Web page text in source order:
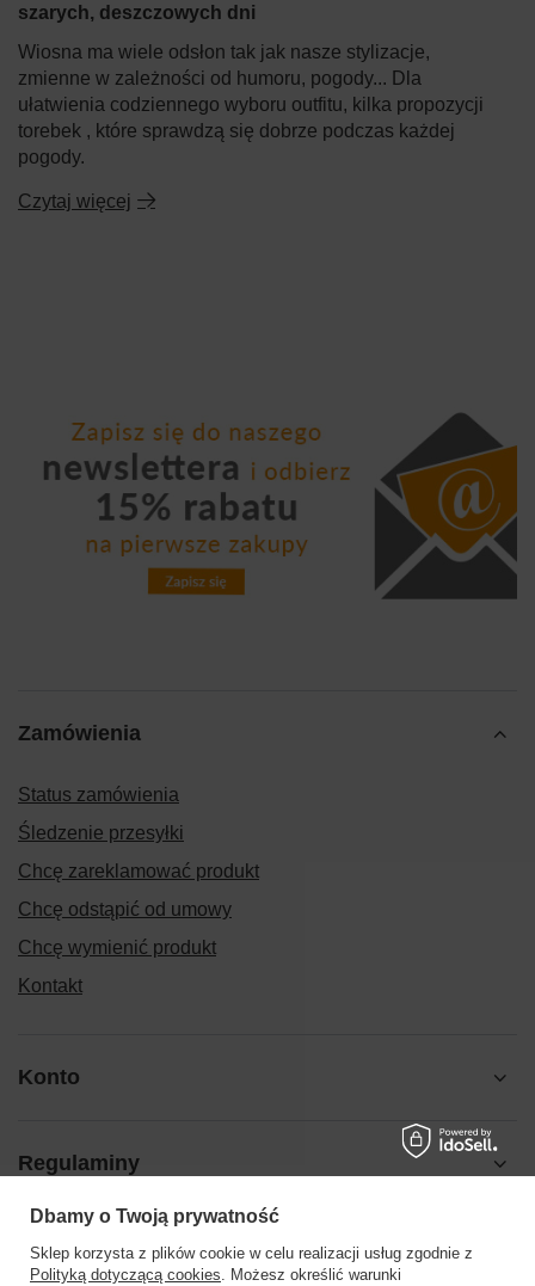
szarych, deszczowych dni
Wiosna ma wiele odsłon tak jak nasze stylizacje,
zmienne w zależności od humoru, pogody... Dla
ułatwienia codziennego wyboru outfitu, kilka propozycji
torebek , które sprawdzą się dobrze podczas każdej
pogody.
Czytaj więcej
Zamówienia
Status zamówienia
Śledzenie przesyłki
Chcę zareklamować produkt
Chcę odstąpić od umowy
Chcę wymienić produkt
Kontakt
Konto
Regulaminy
Pomoc
Dbamy o Twoją prywatność
Sklep korzysta z plików cookie w celu realizacji usług zgodnie z
Polityką dotyczącą cookies. Możesz określić warunki